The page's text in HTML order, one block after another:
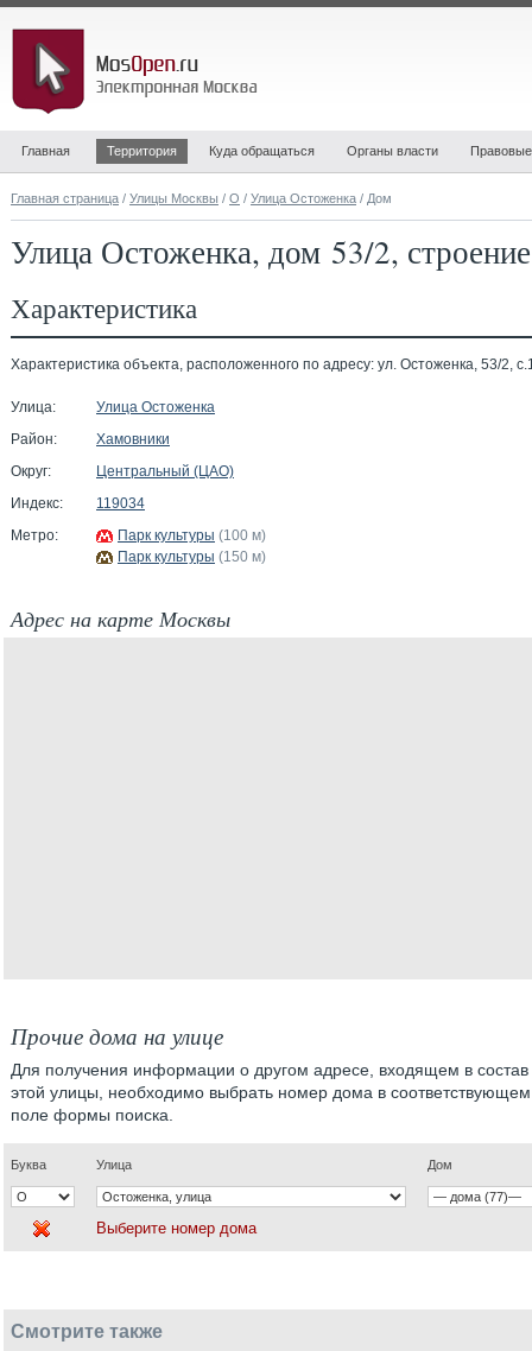
Главная Территория Куда обращаться Органы власти
Главная страница / Улицы Москвы / О / Улица Остоженка / Дом
Улица Остоженка, дом 53/2,
Характеристика
Характеристика объекта, расположенного по адресу: ул. Остоженка, 53/2,
Улица:
Улица Остоженка
Район:
Хамовники
Округ:
Центральный (ЦАО)
Индекс:
119034
Метро:
Парк культуры (100 м)
Парк культуры (150 м)
Адрес на карте Москвы
Прочие дома на улице
Для получения информации о другом адресе, входящем в состав
этой улицы, необходимо выбрать номер дома в соответствующем
поле формы поиска.
Буква Улица Дом
Выберите номер дома
Смотрите также